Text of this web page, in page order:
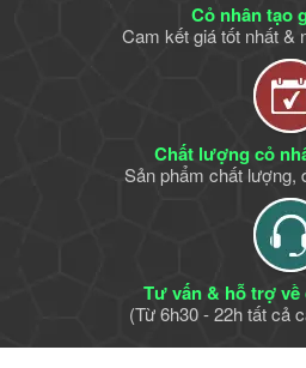
Cỏ nhân tạo
Cam kết giá tốt nhất &
Chất lượng cỏ
Sản phẩm chất lượng,
Tư vấn & hỗ trợ về
(Từ 6h30 - 22h tất cả